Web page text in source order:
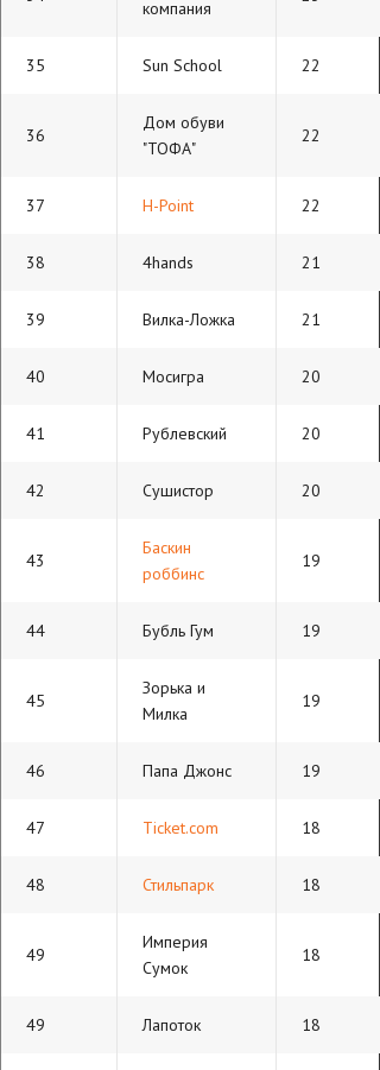
компания
35 Sun School 22
36
Дом обуви
"ТОФА"
22
37 H-Point 22
38 4hands 21
39 Вилка-Ложка 21
40 Мосигра 20
41 Рублевский 20
42 Сушистор 20
43
Баскин
роббинс
19
44 Бубль Гум 19
45
Зорька и
Милка
19
46 Папа Джонс 19
47 Ticket.com 18
48 Стильпарк 18
49
Империя
Сумок
18
49 Лапоток 18